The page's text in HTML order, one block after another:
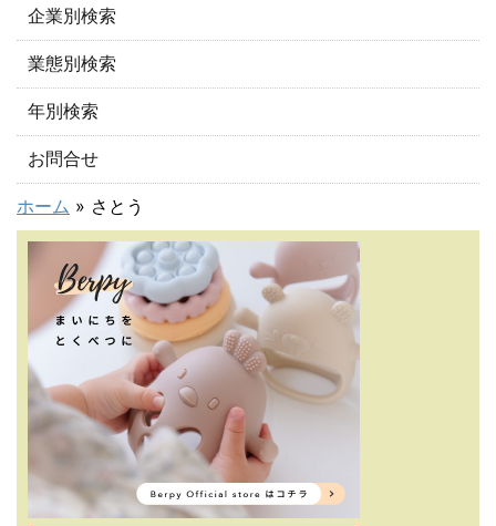
企業別検索
業態別検索
年別検索
お問合せ
ホーム » さとう